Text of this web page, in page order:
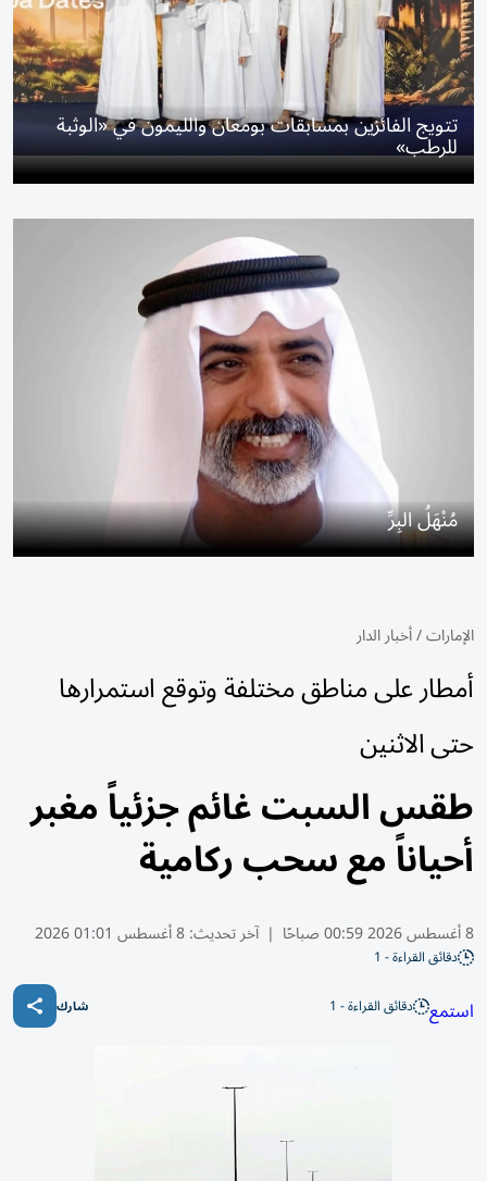
تتويج الفائزين بمسابقات بومعان والليمون في «الوثبة
للرطب»
مُنْهَلُ البِرِّ
الإمارات/أخبار الدار
أمطار على مناطق مختلفة وتوقع استمرارها
حتى الاثنين
طقس السبت غائم جزئياً مغبر
أحياناً مع سحب ركامية
8 أغسطس 2026 00:59 صباحًا | آخر تحديث:8 أغسطس 01:01 2026
دقائق القراءة - 1
استمع دقائق القراءة - 1 شارك